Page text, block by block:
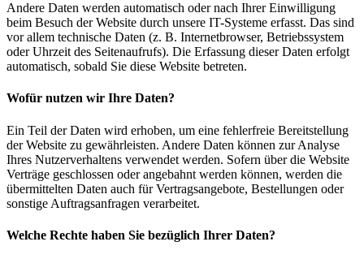
Andere Daten werden automatisch oder nach Ihrer Einwilligung
beim Besuch der Website durch unsere IT-Systeme erfasst. Das sind
vor allem technische Daten (z. B. Internetbrowser, Betriebssystem
oder Uhrzeit des Seitenaufrufs). Die Erfassung dieser Daten erfolgt
automatisch, sobald Sie diese Website betreten.
Wofür nutzen wir Ihre Daten?
Ein Teil der Daten wird erhoben, um eine fehlerfreie Bereitstellung
der Website zu gewährleisten. Andere Daten können zur Analyse
Ihres Nutzerverhaltens verwendet werden. Sofern über die Website
Verträge geschlossen oder angebahnt werden können, werden die
übermittelten Daten auch für Vertragsangebote, Bestellungen oder
sonstige Auftragsanfragen verarbeitet.
Welche Rechte haben Sie bezüglich Ihrer Daten?